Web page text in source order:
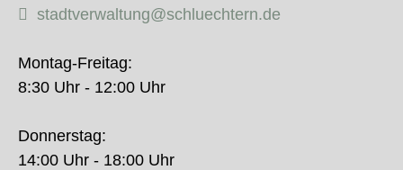
stadtverwaltung@schluechtern.de
Montag-Freitag:
8:30 Uhr - 12:00 Uhr
Donnerstag:
14:00 Uhr - 18:00 Uhr